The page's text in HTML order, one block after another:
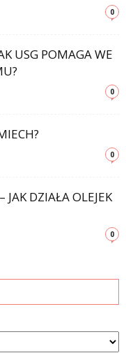
0
USG POMAGA WE
0
0
JAK DZIAŁA OLEJEK
0